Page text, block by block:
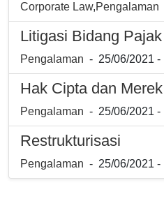
Corporate Law,Pengalaman
Litigasi Bidang Pajak
Pengalaman - 25/06/2021 -
Hak Cipta dan Merek
Pengalaman - 25/06/2021 -
Restrukturisasi
Pengalaman - 25/06/2021 -